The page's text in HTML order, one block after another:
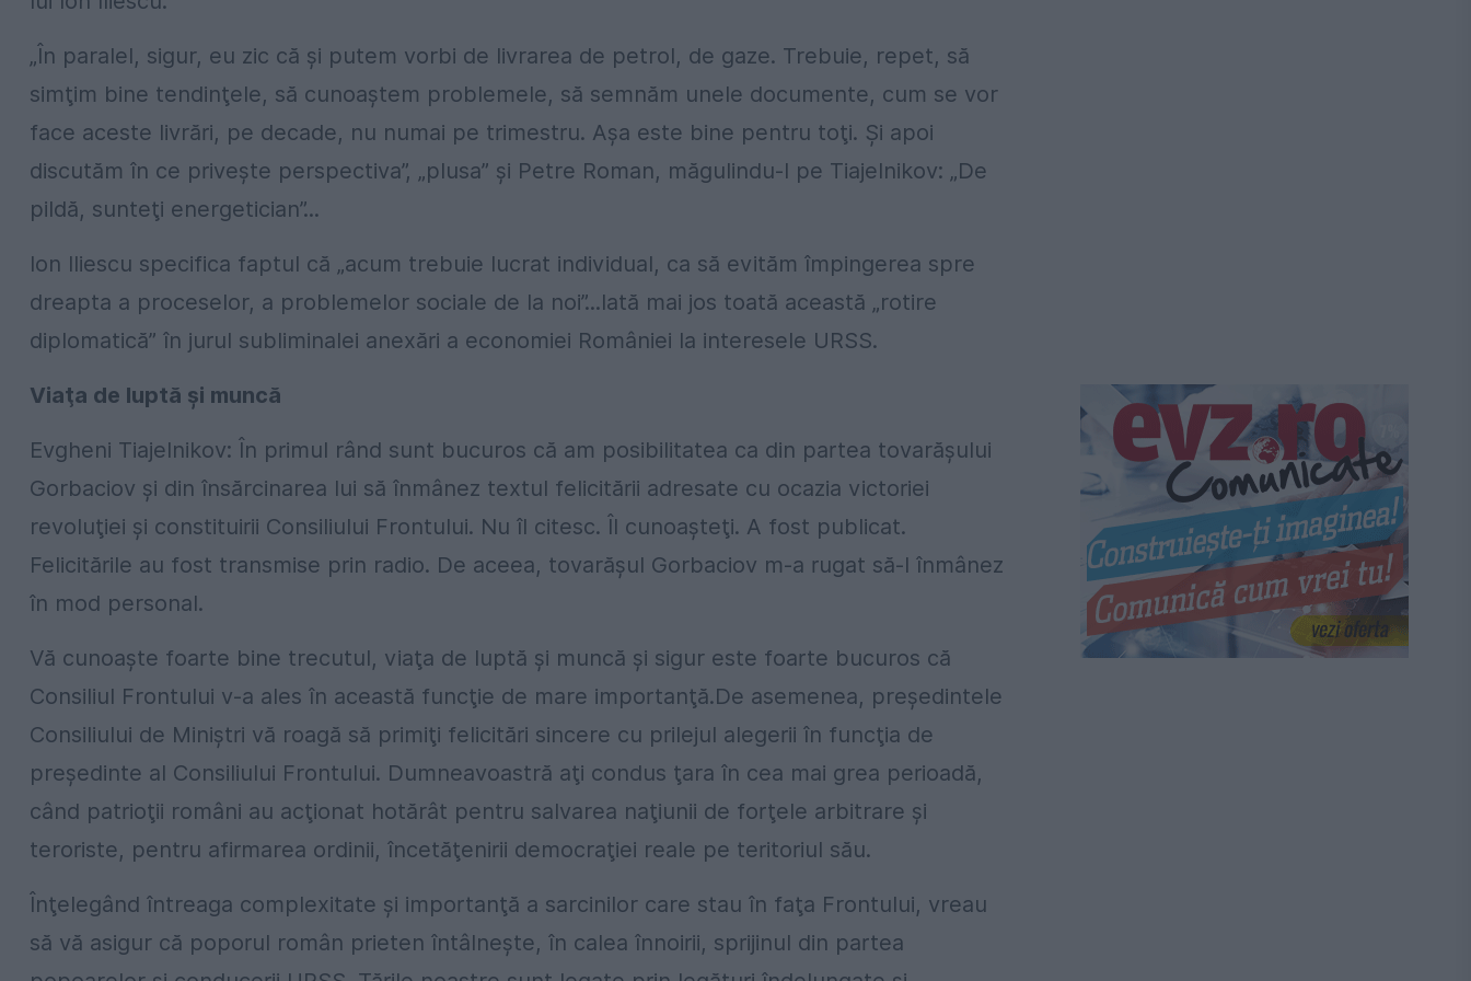
„În paralel, sigur, eu zic că şi putem vorbi de livrarea de petrol, de gaze. Trebuie, repet, să
simţim bine tendinţele, să cunoaştem problemele, să semnăm unele documente, cum se vor
face aceste livrări, pe decade, nu numai pe trimestru. Aşa este bine pentru toţi. Şi apoi
discutăm în ce priveşte perspectiva”, „plusa” şi Petre Roman, măgulindu-l pe Tiajelnikov: „De
pildă, sunteţi energetician”...
Ion Iliescu specifica faptul că „acum trebuie lucrat individual, ca să evităm împingerea spre
dreapta a proceselor, a problemelor sociale de la noi”...Iată mai jos toată această „rotire
diplomatică” în jurul subliminalei anexări a economiei României la interesele URSS.
Viaţa de luptă şi muncă
Evgheni Tiajelnikov: În primul rând sunt bucuros că am posibilitatea ca din partea tovarăşului
Gorbaciov şi din însărcinarea lui să înmânez textul felicitării adresate cu ocazia victoriei
revoluţiei şi constituirii Consiliului Frontului. Nu îl citesc. Îl cunoaşteţi. A fost publicat.
Felicitările au fost transmise prin radio. De aceea, tovarăşul Gorbaciov m-a rugat să-l înmânez
în mod personal.
Vă cunoaşte foarte bine trecutul, viaţa de luptă şi muncă şi sigur este foarte bucuros că
Consiliul Frontului v-a ales în această funcţie de mare importanţă.De asemenea, preşedintele
Consiliului de Miniştri vă roagă să primiţi felicitări sincere cu prilejul alegerii în funcţia de
preşedinte al Consiliului Frontului. Dumneavoastră aţi condus ţara în cea mai grea perioadă,
când patrioţii români au acţionat hotărât pentru salvarea naţiunii de forţele arbitrare şi
teroriste, pentru afirmarea ordinii, încetăţenirii democraţiei reale pe teritoriul său.
Înţelegând întreaga complexitate şi importanţă a sarcinilor care stau în faţa Frontului, vreau
să vă asigur că poporul român prieten întâlneşte, în calea înnoirii, sprijinul din partea